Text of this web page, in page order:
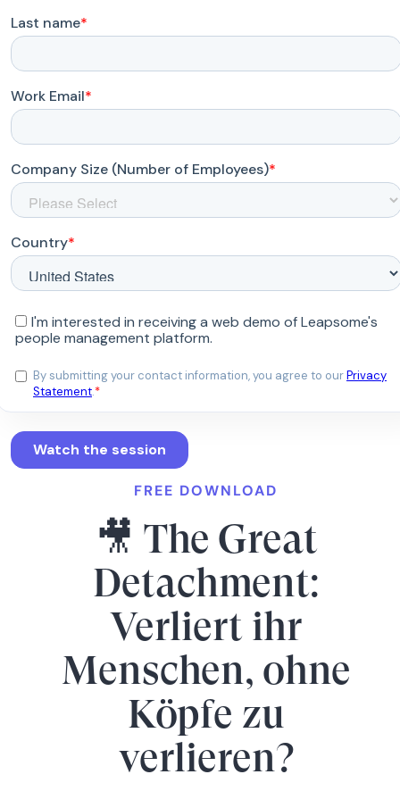
FREE DOWNLOAD
🎥 The Great
Detachment:
Verliert ihr
Menschen, ohne
Köpfe zu
verlieren?